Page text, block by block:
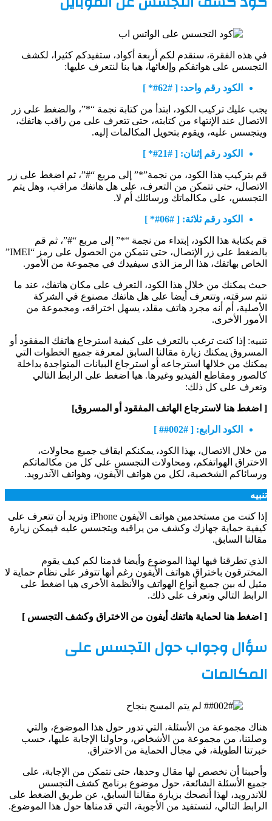
في هذه الفقرة، سنقدم لكم أربعة أكواد، ستفيدكم كثيرا، لكشف
التجسس على هواتفكم وإلغائها، هيا بنا لنتعرف عليها:
الكود رقم واحد: [ #62#* ]
يجب عليك تركيب الكود، ابتدأ من كتابة نجمة “*”، والضغط على زر
الاتصال عند الإنتهاء من كتابته، حتى تتعرف على من راقب هاتفك،
ويتجسس عليه، ويقوم بتحويل المكالمات إليه.
الكود رقم إثنان: [ #21#* ]
قم بتركيب هذا الكود، من نجمة”*” إلى مربع “#”، ثم اضغط على زر
الاتصال، حتى تتمكن من التعرف، على هل هاتفك مراقب، وهل يتم
التجسس، على مكالماتك ورسائلك أم لا.
الكود رقم ثلاثة: [ #06#* ]
قم بكتابة هذا الكود، إبتداء من نجمة “*” إلى مربع “#”، ثم قم
بالضغط على زر الإتصال، حتى تتمكن من الحصول على رمز “IMEI”
الخاص بهاتفك، هذا الرمز الذي سيفيدك في مجموعة من الأمور.
حيث يمكنك من خلال هذا الكود، التعرف على مكان هاتفك، عند ما
تتم سرقته، وتتعرف أيضا على هل هاتفك مصنوع في الشركة
الأصلية، أم أنه مجرد هاتف مقلد، يسهل اختراقه، ومجموعة من
الأمور الأخرى.
تنبيه: إذا كنت ترغب بالتعرف على كيفية استرجاع هاتفك المفقود أو
المسروق يمكنك زيارة مقالنا السابق لمعرفة جميع الخطوات التي
يمكنك من خلالها استرجاعه أو استرجاع البيانات المتواجدة بداخلة
كالصور ومقاطع الفيديو وغيرها. هيا اضغط على الرابط التالي
وتعرف على كل ذلك:
[ اضغط هنا لاسترجاع الهاتف المفقود أو المسروق]
الكود الرابع: [ #002## ]
من خلال الاتصال، بهذا الكود، يمكنكم ايقاف جميع محاولات،
الاختراق الهواتفكم، ومحاولات التجسس على كل من مكالماتكم
ورسائاكم الشخصية، لكل من هواتف الآيفون، وهواتف الآندرويد.
تنبيه
إذا كنت من مستخدمين هواتف الآيفون iPhone وتريد أن تتعرف على
كيفية حماية جهازك وكشف من يراقبه ويتجسس عليه فيمكن زيارة
مقالنا السابق.
الذي تطرقنا فيها لهذا الموضوع وأيضا قدمنا لكم كيف يقوم
المخترقون باختراق هواتف الأيفون رغم أنها تتوفر على نظام حماية لا
مثيل له بين جميع أنواع الهواتف والأنظمة الأخرى هيا اضغط على
الرابط التالي وتعرف على ذلك.
[ اضغط هنا لحماية هاتفك أيفون من الاختراق وكشف التجسس ]
سؤال وجواب حول التجسس على
المكالمات
هناك مجموعة من الأسئلة، التي تدور حول هذا الموضوع، والتي
وصلتنا، من مجموعة من الأشخاص، وحاولنا الإجابة عليها، حسب
خبرتنا الطويلة، في مجال الحماية من الاختراق.
وأحببنا أن نخصص لها مقال وحدها، حتى نتمكن من الإجابة، على
جميع الأسئلة الشائعة، حول موضوع برنامج كشف التجسس
للاندرويد، لهذا أنصحك بزيارة مقالنا السابق، عن طريق الضغط على
الرابط التالي، لتستفيد من الأجوبة، التي قدمناها حول هذا الموضوع.